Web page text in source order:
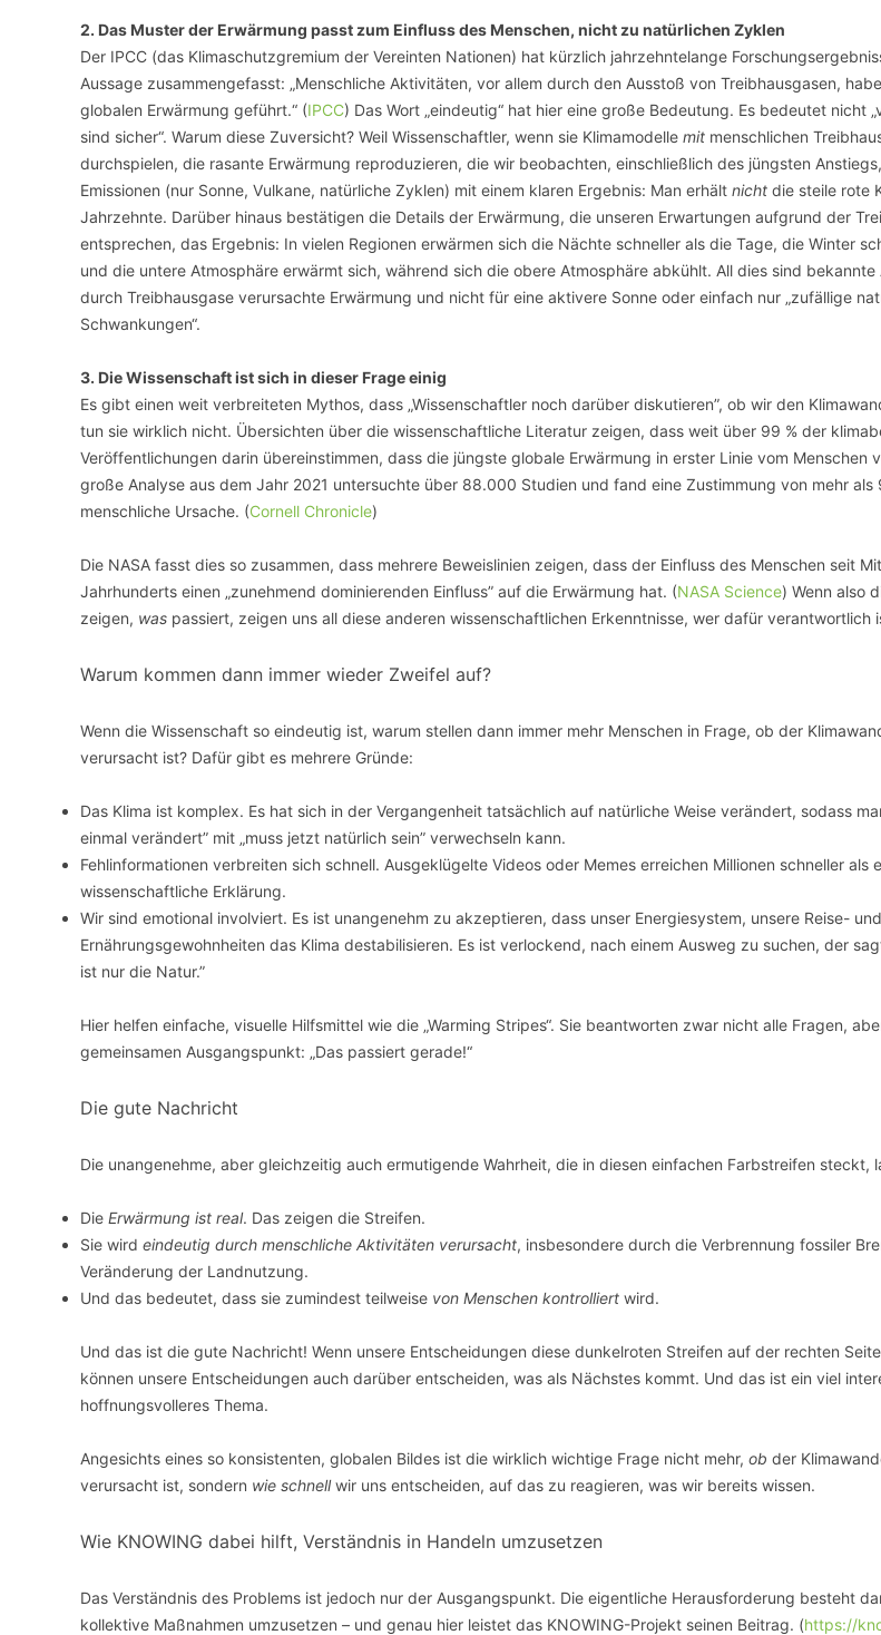
2. Das Muster der Erwärmung passt zum Einfluss des Menschen, nicht zu natürlichen Zyklen
Der IPCC (das Klimaschutzgremium der Vereinten Nationen) hat kürzlich jahrzehntelange
Aussage zusammengefasst: „Menschliche Aktivitäten, vor allem durch den Ausstoß von Treibhausgasen,
globalen Erwärmung geführt.“ (IPCC) Das Wort „eindeutig“ hat hier eine große Bedeutung. Es bedeutet nicht
sind sicher“. Warum diese Zuversicht? Weil Wissenschaftler, wenn sie Klimamodelle mit menschlichen
durchspielen, die rasante Erwärmung reproduzieren, die wir beobachten, einschließlich des jüngsten
Emissionen (nur Sonne, Vulkane, natürliche Zyklen) mit einem klaren Ergebnis: Man erhält nicht die steile rote
Jahrzehnte. Darüber hinaus bestätigen die Details der Erwärmung, die unseren Erwartungen aufgrund der
entsprechen, das Ergebnis: In vielen Regionen erwärmen sich die Nächte schneller als die Tage, die Winter
und die untere Atmosphäre erwärmt sich, während sich die obere Atmosphäre abkühlt. All dies sind bekannte
durch Treibhausgase verursachte Erwärmung und nicht für eine aktivere Sonne oder einfach nur „zufällige
Schwankungen“.
3. Die Wissenschaft ist sich in dieser Frage einig
Es gibt einen weit verbreiteten Mythos, dass „Wissenschaftler noch darüber diskutieren”, ob wir den
tun sie wirklich nicht. Übersichten über die wissenschaftliche Literatur zeigen, dass weit über 99 % der
Veröffentlichungen darin übereinstimmen, dass die jüngste globale Erwärmung in erster Linie vom Menschen
große Analyse aus dem Jahr 2021 untersuchte über 88.000 Studien und fand eine Zustimmung von mehr als
menschliche Ursache. (Cornell Chronicle)
Die NASA fasst dies so zusammen, dass mehrere Beweislinien zeigen, dass der Einfluss des Menschen seit
Jahrhunderts einen „zunehmend dominierenden Einfluss” auf die Erwärmung hat. (NASA Science) Wenn also
zeigen, was passiert, zeigen uns all diese anderen wissenschaftlichen Erkenntnisse, wer dafür verantwortlich
Warum kommen dann immer wieder Zweifel auf?
Wenn die Wissenschaft so eindeutig ist, warum stellen dann immer mehr Menschen in Frage, ob der
verursacht ist? Dafür gibt es mehrere Gründe:
Das Klima ist komplex. Es hat sich in der Vergangenheit tatsächlich auf natürliche Weise verändert, sodass
einmal verändert” mit „muss jetzt natürlich sein” verwechseln kann.
Fehlinformationen verbreiten sich schnell. Ausgeklügelte Videos oder Memes erreichen Millionen schneller als
wissenschaftliche Erklärung.
Wir sind emotional involviert. Es ist unangenehm zu akzeptieren, dass unser Energiesystem, unsere Reise- und
Ernährungsgewohnheiten das Klima destabilisieren. Es ist verlockend, nach einem Ausweg zu suchen, der
ist nur die Natur.”
Hier helfen einfache, visuelle Hilfsmittel wie die „Warming Stripes“. Sie beantworten zwar nicht alle Fragen,
gemeinsamen Ausgangspunkt: „Das passiert gerade!“
Die gute Nachricht
Die unangenehme, aber gleichzeitig auch ermutigende Wahrheit, die in diesen einfachen Farbstreifen steckt,
Die Erwärmung ist real. Das zeigen die Streifen.
Sie wird eindeutig durch menschliche Aktivitäten verursacht, insbesondere durch die Verbrennung fossiler
Veränderung der Landnutzung.
Und das bedeutet, dass sie zumindest teilweise von Menschen kontrolliert wird.
Und das ist die gute Nachricht! Wenn unsere Entscheidungen diese dunkelroten Streifen auf der rechten
können unsere Entscheidungen auch darüber entscheiden, was als Nächstes kommt. Und das ist ein viel
hoffnungsvolleres Thema.
Angesichts eines so konsistenten, globalen Bildes ist die wirklich wichtige Frage nicht mehr, ob der
verursacht ist, sondern wie schnellwir uns entscheiden, auf das zu reagieren, was wir bereits wissen.
Wie KNOWING dabei hilft, Verständnis in Handeln umzusetzen
Das Verständnis des Problems ist jedoch nur der Ausgangspunkt. Die eigentliche Herausforderung besteht
kollektive Maßnahmen umzusetzen – und genau hier leistet das KNOWING-Projekt seinen Beitrag. (https://